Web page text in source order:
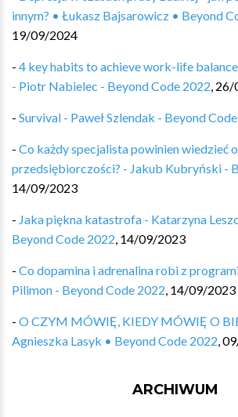
innym? • Łukasz Bajsarowicz • Beyond
19/09/2024
- 4 key habits to achieve work-life
- Piotr Nabielec - Beyond Code 2022, 26/
- Survival - Paweł Szlendak - Beyond
- Co każdy specjalista powinien wiedzieć o
przedsiębiorczości? - Jakub Kubryński -
14/09/2023
- Jaka piękna katastrofa - Katarzyna
Beyond Code 2022, 14/09/2023
- Co dopamina i adrenalina robi z
Pilimon - Beyond Code 2022, 14/09/2023
- O CZYM MÓWIĘ, KIEDY MÓWIĘ O
Agnieszka Lasyk • Beyond Code 2022,
ARCHIWUM